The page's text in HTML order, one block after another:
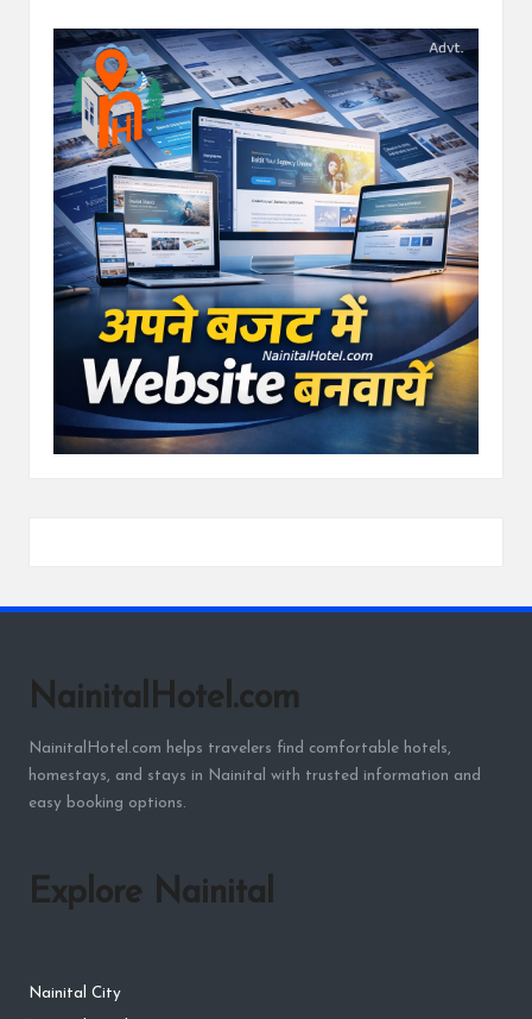
NainitalHotel.com
NainitalHotel.com helps travelers find comfortable hotels,
homestays, and stays in Nainital with trusted information and
easy booking options.
Explore Nainital
Nainital City